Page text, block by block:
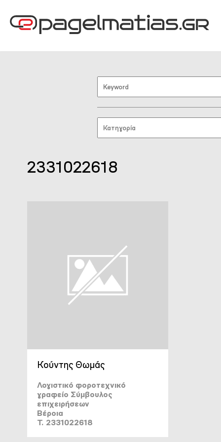
2331022618
Κούντης Θωμάς
Λογιστικό φοροτεχνικό
γραφείο Σύμβουλος
επιχειρήσεων
Βέροια
T. 2331022618